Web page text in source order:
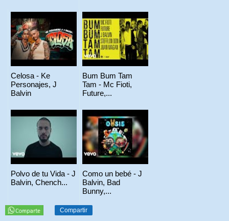
Celosa - Ke
Personajes, J
Balvin
Bum Bum Tam
Tam - Mc Fioti,
Future,...
Polvo de tu Vida - J
Balvin, Chench...
Como un bebé - J
Balvin, Bad
Bunny,...
Compartir